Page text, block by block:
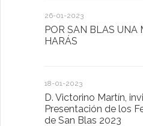
26-01-2023
POR SAN BLAS UNA
HARÁS
18-01-2023
D. Victorino Martín,
Presentación de los
de San Blas 2023